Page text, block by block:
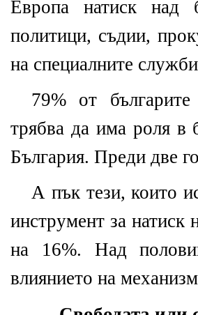
Европа натиск над
политици, съдии,
на специалните
79% от
трябва да има роля в
България. Преди две
А пък тези, които
инструмент за натиск
на 16%. Над
влиянието на